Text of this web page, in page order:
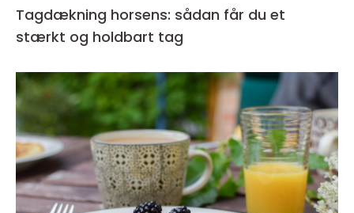
Tagdækning horsens: sådan får du et
stærkt og holdbart tag